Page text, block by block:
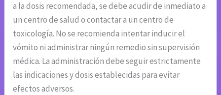
a la dosis recomendada, se debe acudir de inmediato a
un centro de salud o contactar a un centro de
toxicología. No se recomienda intentar inducir el
vómito ni administrar ningún remedio sin supervisión
médica. La administración debe seguir estrictamente
las indicaciones y dosis establecidas para evitar
efectos adversos.